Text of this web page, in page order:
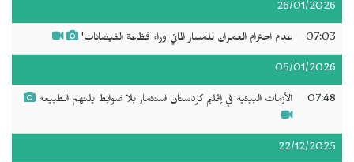
26/01/2026
07:03 عدم احترام العمران للمسار المائي وراء فظاعة الفيضانات'
05/01/2026
07:48 الأزمات البيئية في إقليم كردستان استثمار بلا ضوابط يلتهم الطبيعة
22/12/2025